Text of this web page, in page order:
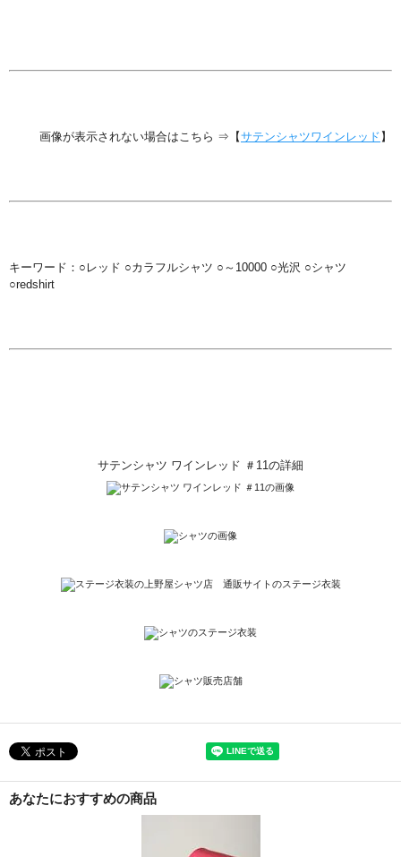
画像が表示されない場合はこちら ⇒【サテンシャツワインレッド】
キーワード：○レッド ○カラフルシャツ ○～10000 ○光沢 ○シャツ
○redshirt
サテンシャツ ワインレッド ＃11の詳細
あなたにおすすめの商品